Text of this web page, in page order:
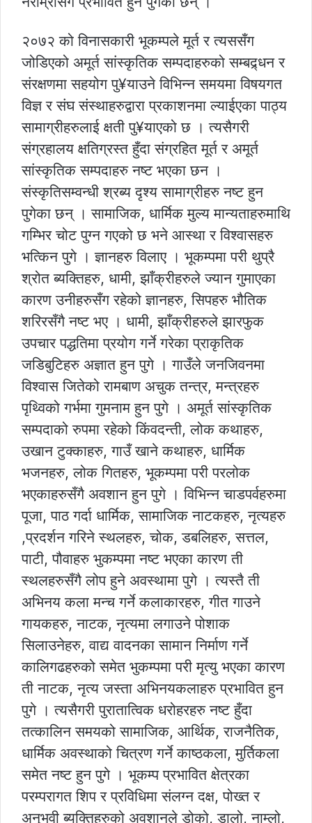
२०७२ को विनासकारी भूकम्पले मूर्त र त्यससँग
जोडिएको अमूर्त सांस्कृतिक सम्पदाहरुको सम्बद्र्धन र
संरक्षणमा सहयोग पु¥याउने विभिन्न समयमा विषयगत
विज्ञ र संघ संस्थाहरुद्वारा प्रकाशनमा ल्याईएका पाठ्य
सामाग्रीहरुलाई क्षती पु¥याएको छ । त्यसैगरी
संग्रहालय क्षतिग्रस्त हुँदा संग्रहित मूर्त र अमूर्त
सांस्कृतिक सम्पदाहरु नष्ट भएका छन ।
संस्कृतिसम्वन्धी श्रब्य दृश्य सामाग्रीहरु नष्ट हुन
पुगेका छन् । सामाजिक, धार्मिक मुल्य मान्यताहरुमाथि
गम्भिर चोट पुग्न गएको छ भने आस्था र विश्वासहरु
भत्किन पुगे । ज्ञानहरु विलाए । भूकम्पमा परी थुप्रै
श्रोत ब्यक्तिहरु, धामी, झाँक्रीहरुले ज्यान गुमाएका
कारण उनीहरुसँग रहेको ज्ञानहरु, सिपहरु भौतिक
शरिरसँगै नष्ट भए । धामी, झाँक्रीहरुले झारफुक
उपचार पद्धतिमा प्रयोग गर्ने गरेका प्राकृतिक
जडिबुटिहरु अज्ञात हुन पुगे । गाउँले जनजिवनमा
विश्वास जितेको रामबाण अचुक तन्त्र, मन्त्रहरु
पृथ्विको गर्भमा गुमनाम हुन पुगे । अमूर्त सांस्कृतिक
सम्पदाको रुपमा रहेको किंवदन्ती, लोक कथाहरु,
उखान टुक्काहरु, गाउँ खाने कथाहरु, धार्मिक
भजनहरु, लोक गितहरु, भूकम्पमा परी परलोक
भएकाहरुसँगै अवशान हुन पुगे । विभिन्न चाडपर्वहरुमा
पूजा, पाठ गर्दा धार्मिक, सामाजिक नाटकहरु, नृत्यहरु
,प्रदर्शन गरिने स्थलहरु, चोक, डबलिहरु, सत्तल,
पाटी, पौवाहरु भुकम्पमा नष्ट भएका कारण ती
स्थलहरुसँगै लोप हुने अवस्थामा पुगे । त्यस्तै ती
अभिनय कला मन्च गर्ने कलाकारहरु, गीत गाउने
गायकहरु, नाटक, नृत्यमा लगाउने पोशाक
सिलाउनेहरु, वाद्य वादनका सामान निर्माण गर्ने
कालिगढहरुको समेत भुकम्पमा परी मृत्यु भएका कारण
ती नाटक, नृत्य जस्ता अभिनयकलाहरु प्रभावित हुन
पुगे । त्यसैगरी पुरातात्विक धरोहरहरु नष्ट हुँदा
तत्कालिन समयको सामाजिक, आर्थिक, राजनैतिक,
धार्मिक अवस्थाको चित्रण गर्ने काष्ठकला, मुर्तिकला
समेत नष्ट हुन पुगे । भूकम्प प्रभावित क्षेत्रका
परम्परागत शिप र प्रविधिमा संलग्न दक्ष, पोख्त र
अनुभवी ब्यक्तिहरुको अवशानले डोको, डालो, नाम्लो,